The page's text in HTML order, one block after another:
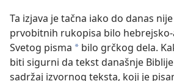
Ta izjava je tačna iako do danas
prvobitnih rukopisa bilo
Svetog pisma a bilo grčkog dela.
biti sigurni da tekst današnje
sadržaj izvornog teksta, koji je